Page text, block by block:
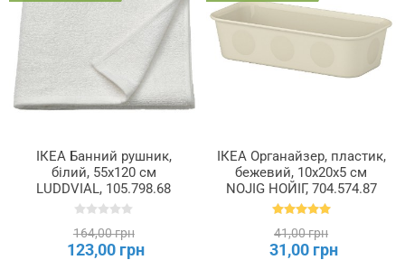
ІКЕА Банний рушник,
білий, 55x120 см
LUDDVIAL, 105.798.68
164,00 грн
123,00 грн
ІКЕА Органайзер, пластик,
бежевий, 10x20x5 см
NOJIG НОЙІГ, 704.574.87
41,00 грн
31,00 грн